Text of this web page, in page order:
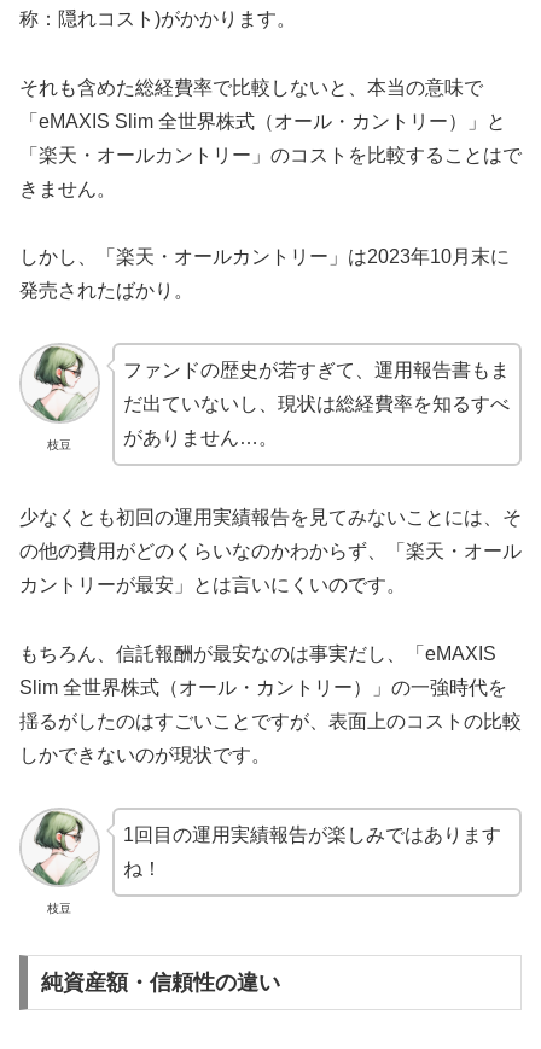
称：隠れコスト)がかかります。
それも含めた総経費率で比較しないと、本当の意味で
「eMAXIS Slim 全世界株式（オール・カントリー）」と
「楽天・オールカントリー」のコストを比較することはで
きません。
しかし、「楽天・オールカントリー」は2023年10月末に
発売されたばかり。
枝豆
ファンドの歴史が若すぎて、運用報告書もま
だ出ていないし、現状は総経費率を知るすべ
がありません…。
少なくとも初回の運用実績報告を見てみないことには、そ
の他の費用がどのくらいなのかわからず、「楽天・オール
カントリーが最安」とは言いにくいのです。
もちろん、信託報酬が最安なのは事実だし、「eMAXIS
Slim 全世界株式（オール・カントリー）」の一強時代を
揺るがしたのはすごいことですが、表面上のコストの比較
しかできないのが現状です。
枝豆
1回目の運用実績報告が楽しみではあります
ね！
純資産額・信頼性の違い